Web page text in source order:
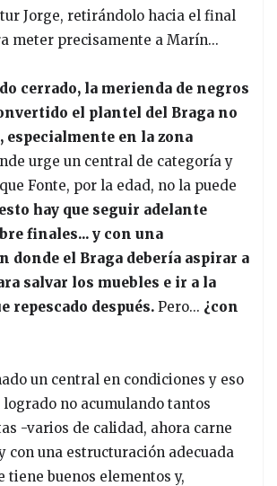
Jorge, retirándolo hacia el final
meter precisamente a Marín...
cerrado, la merienda de negros
el plantel del Braga no
especialmente en la zona
urge un central de categoría y
Fonte, por la edad, no la puede
hay que seguir adelante
finales... y con una
donde el Braga debería aspirar a
salvar los muebles e ir a la
repescado después. Pero... ¿con
un central en condiciones y eso
no acumulando tantos
-varios de calidad, ahora carne
con una estructuración adecuada
tiene buenos elementos y,